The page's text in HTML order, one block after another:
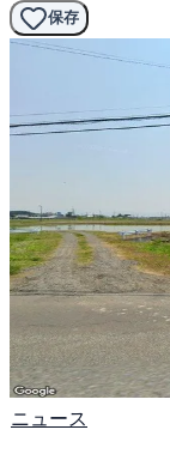
保存
ニュース